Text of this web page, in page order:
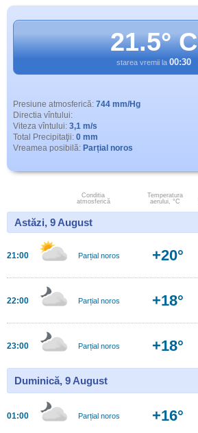
21.5° C
starea vremii la 00:30
Presiune atmosferică: 744 mm/Hg
Directia vîntului:
Viteza vîntului: 3,1 m/s
Total Precipitaţii: 0 mm
Vreamea posibilă: Parțial noros
Conditia
atmosferică
Temperatura
aerului, °C
Astăzi, 9 August
21:00 Parțial noros +20°
22:00 Parțial noros +18°
23:00 Parțial noros +18°
Duminică, 9 August
01:00 Parțial noros +16°